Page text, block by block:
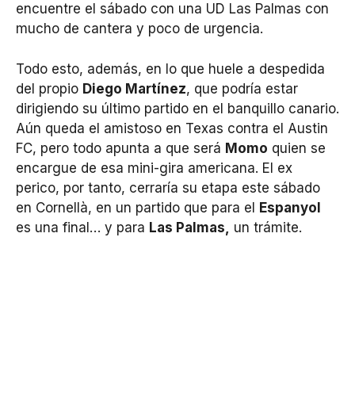
encuentre el sábado con una UD Las Palmas con
mucho de cantera y poco de urgencia.
Todo esto, además, en lo que huele a despedida
del propio Diego Martínez, que podría estar
dirigiendo su último partido en el banquillo canario.
Aún queda el amistoso en Texas contra el Austin
FC, pero todo apunta a que será Momo quien se
encargue de esa mini-gira americana. El ex
perico, por tanto, cerraría su etapa este sábado
en Cornellà, en un partido que para el Espanyol
es una final… y para Las Palmas, un trámite.